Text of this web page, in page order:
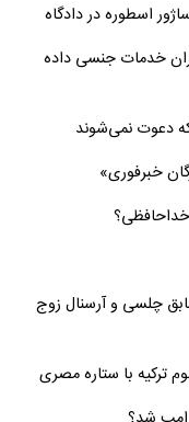
اسطوره در دادگاه
خدمات جنسی داده
خبرفوری»
خداحافظی؟
چلسی و آرسنال زوج
ترکیه با ستاره مصری